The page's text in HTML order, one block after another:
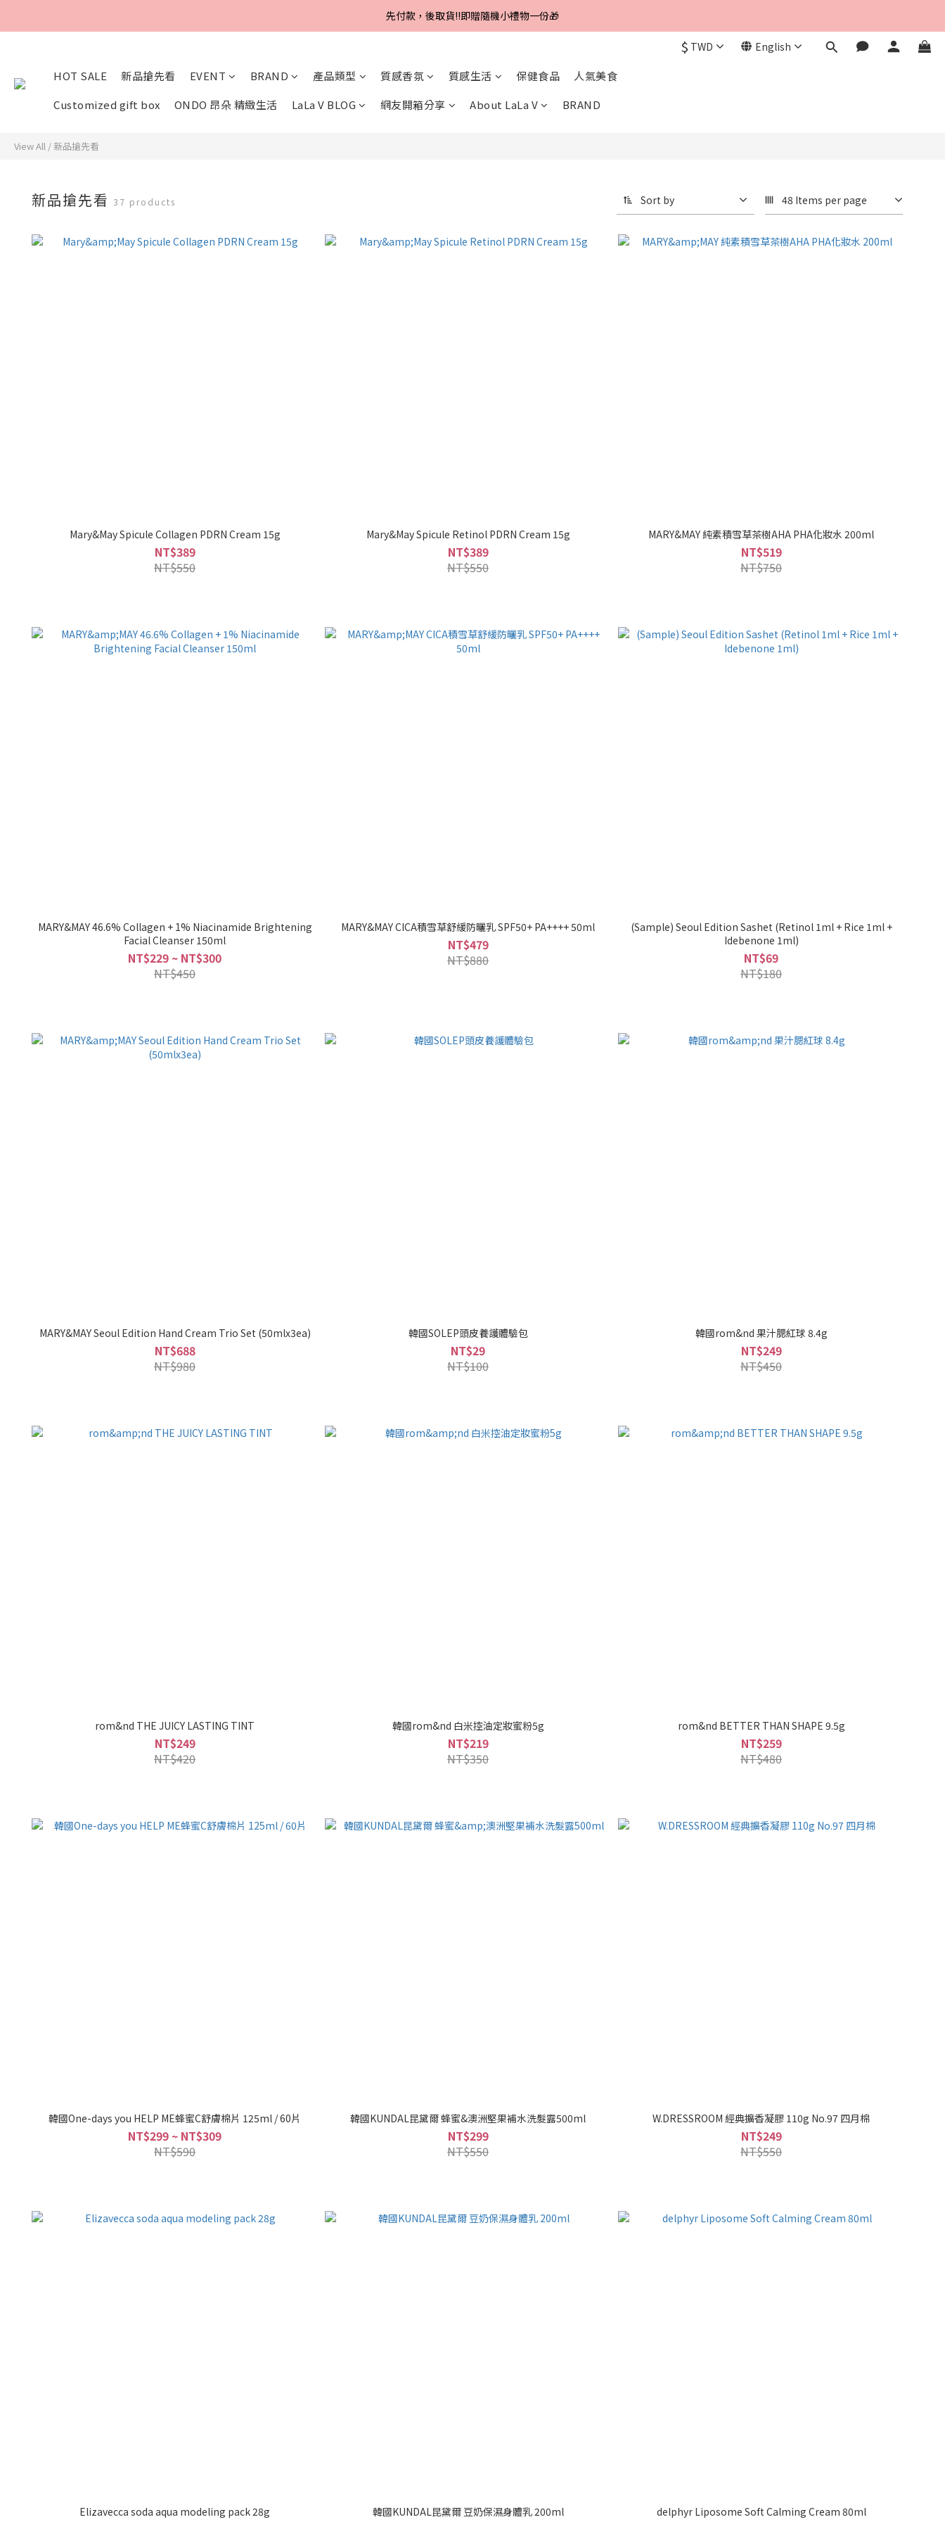
Line好友招募中，首購、回購皆贈100元
先付款，後取貨‼️即贈隨機小禮物一份🎁
$ TWD English
HOT SALE 新品搶先看 EVENT BRAND 產品類型 質感香氛 質感生活 保健食品
人氣美食
Customized gift box
ONDO 昂朵 精緻生活 LaLa V BLOG 網友開箱分享 About LaLa V BRAND
View All /新品搶先看
新品搶先看 37 products Sort by 48 Items per page
Mary&May Spicule Collagen PDRN Cream 15g
NT$389
NT$550
Mary&May Spicule Retinol PDRN Cream 15g
NT$389
NT$550
MARY&MAY 純素積雪草茶樹AHA PHA化妝水 200ml
NT$519
NT$750
MARY&MAY 46.6% Collagen + 1% Niacinamide Brightening
Facial Cleanser 150ml
NT$229 ~ NT$300
NT$450
MARY&MAY CICA積雪草舒緩防曬乳 SPF50+ PA++++ 50ml
NT$479
NT$880
(Sample) Seoul Edition Sashet (Retinol 1ml + Rice 1ml +
Idebenone 1ml)
NT$69
NT$180
MARY&MAY Seoul Edition Hand Cream Trio Set (50mlx3ea)
NT$688
NT$980
韓國SOLEP頭皮養護體驗包
NT$29
NT$100
韓國rom&nd 果汁腮紅球 8.4g
NT$249
NT$450
rom&nd THE JUICY LASTING TINT
NT$249
NT$420
韓國rom&nd 白米控油定妝蜜粉5g
NT$219
NT$350
rom&nd BETTER THAN SHAPE 9.5g
NT$259
NT$480
韓國One-days you HELP ME蜂蜜C舒膚棉片 125ml / 60片
NT$299 ~ NT$309
NT$590
韓國KUNDAL昆黛爾 蜂蜜&澳洲堅果補水洗髮露500ml
NT$299
NT$550
W.DRESSROOM 經典擴香凝膠 110g No.97 四月棉
NT$249
NT$550
Elizavecca soda aqua modeling pack 28g 韓國KUNDAL昆黛爾 豆奶保濕身體乳 200ml delphyr Liposome Soft Calming Cream 80ml